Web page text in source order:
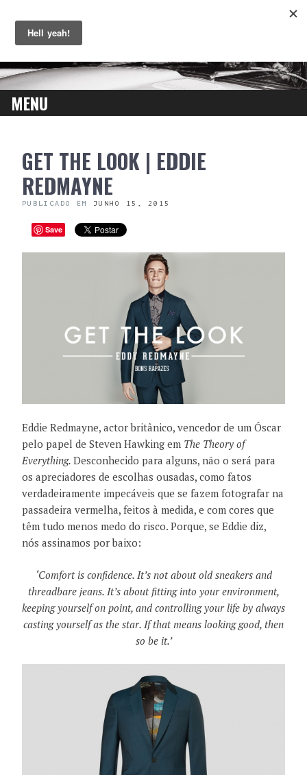
MENU
CONTENTGET THE LOOK | EDDIE
REDMAYNE
PUBLICADO EM JUNHO 15, 2015
Save
Eddie Redmayne, actor britânico, vencedor de um Óscar
pelo papel de Steven Hawking em The Theory of
Everything. Desconhecido para alguns, não o será para
os apreciadores de escolhas ousadas, como fatos
verdadeiramente impecáveis que se fazem fotografar na
passadeira vermelha, feitos à medida, e com cores que
têm tudo menos medo do risco. Porque, se Eddie diz,
nós assinamos por baixo:
‘Comfort is confidence. It’s not about old sneakers and
threadbare jeans. It’s about fitting into your environment,
keeping yourself on point, and controlling your life by always
casting yourself as the star. If that means looking good, then
so be it.’